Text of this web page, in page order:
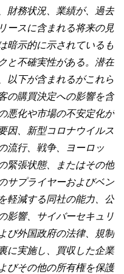
財務状況、業績が、過去
ースに含まれる将来の見
暗示的に示されているも
と不確実性がある。潜在
以下が含まれるがこれら
の購買決定への影響を含
悪化や市場の不安定化が
因、新型コロナウイルス
流行、戦争、ヨーロッ
緊張状態、またはその他
サプライヤーおよびベン
軽減する同社の能力、公
影響、サイバーセキュリ
び外国政府の法律、規制
に実施し、買収した企業
びその他の所有権を保護